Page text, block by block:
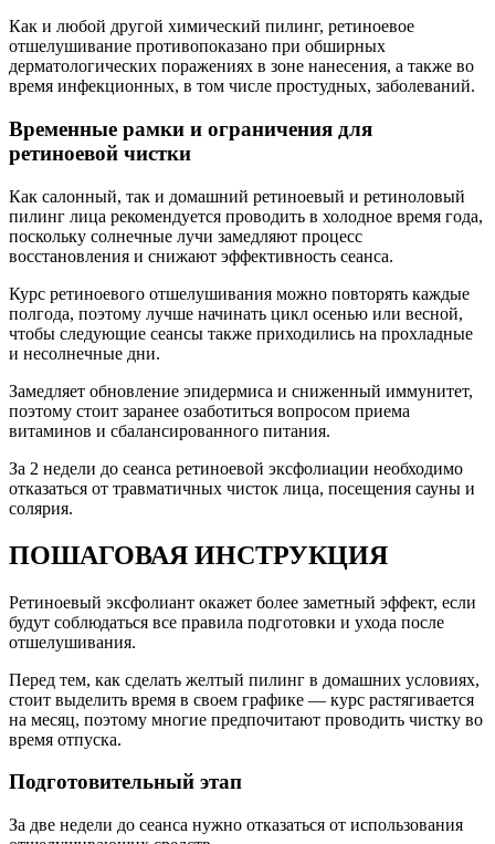
Как и любой другой химический пилинг, ретиноевое
отшелушивание противопоказано при обширных
дерматологических поражениях в зоне нанесения, а также во
время инфекционных, в том числе простудных, заболеваний.
Временные рамки и ограничения для
ретиноевой чистки
Как салонный, так и домашний ретиноевый и ретиноловый
пилинг лица рекомендуется проводить в холодное время года,
поскольку солнечные лучи замедляют процесс
восстановления и снижают эффективность сеанса.
Курс ретиноевого отшелушивания можно повторять каждые
полгода, поэтому лучше начинать цикл осенью или весной,
чтобы следующие сеансы также приходились на прохладные
и несолнечные дни.
Замедляет обновление эпидермиса и сниженный иммунитет,
поэтому стоит заранее озаботиться вопросом приема
витаминов и сбалансированного питания.
За 2 недели до сеанса ретиноевой эксфолиации необходимо
отказаться от травматичных чисток лица, посещения сауны и
солярия.
ПОШАГОВАЯ ИНСТРУКЦИЯ
Ретиноевый эксфолиант окажет более заметный эффект, если
будут соблюдаться все правила подготовки и ухода после
отшелушивания.
Перед тем, как сделать желтый пилинг в домашних условиях,
стоит выделить время в своем графике — курс растягивается
на месяц, поэтому многие предпочитают проводить чистку во
время отпуска.
Подготовительный этап
За две недели до сеанса нужно отказаться от использования